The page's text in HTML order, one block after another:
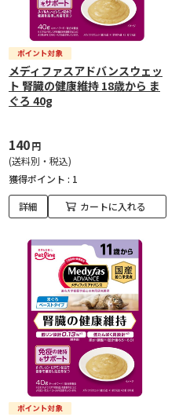
メディファスアドバンスウェッ
ト 腎臓の健康維持 18歳から ま
ぐろ 40g
140円
(送料別・税込)
獲得ポイント : 1
詳細 カートに入れる